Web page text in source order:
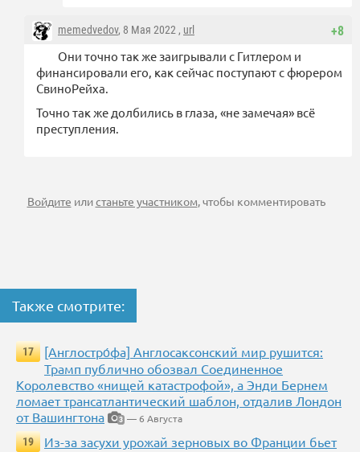
+8
memedvedov, 8 Мая 2022 , url
Они точно так же заигрывали с Гитлером и
финансировали его, как сейчас поступают с фюрером
СвиноРейха.
Точно так же долбились в глаза, «не замечая» всё
преступления.
Войдите илистаньте участником, чтобы комментировать
Также смотрите:
17
[Англостро́фа] Англосаксонский мир рушится:
Трамп публично обозвал Соединенное
Королевство «нищей катастрофой», а Энди Бернем
ломает трансатлантический шаблон, отдалив Лондон
от Вашингтона
3 — 6 Августа
19
Из-за засухи урожай зерновых во Франции бьет